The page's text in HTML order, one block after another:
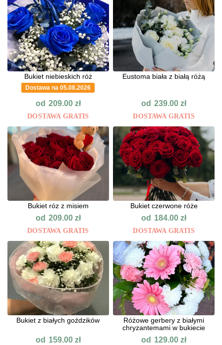
Bukiet niebieskich róż
Dostawa na 05.08.2026
od 209.00 zł
DOSTAWA GRATIS
Eustoma biała z białą różą
od 239.00zł
DOSTAWA GRATIS
Bukiet róz z misiem
od 209.00 zł
DOSTAWA GRATIS
Bukiet czerwone róże
od 184.00zł
DOSTAWA GRATIS
Bukiet z białych goździków
od 159.00 zł
Różowe gerbery z białymi
chryzantemami w bukiecie
od 129.00zł